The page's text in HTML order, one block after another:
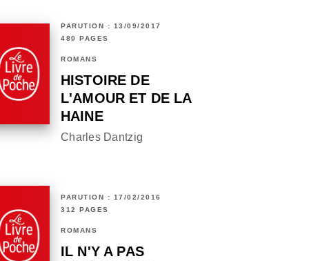
PARUTION : 13/09/2017
480 PAGES
ROMANS
HISTOIRE DE
L'AMOUR ET DE LA
HAINE
Charles Dantzig
PARUTION : 17/02/2016
312 PAGES
ROMANS
IL N'Y A PAS